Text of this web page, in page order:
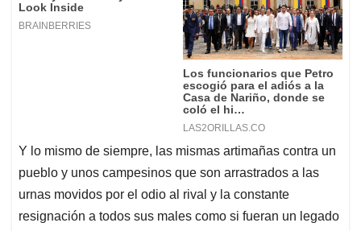
Y lo mismo de siempre, las mismas artimañas contra un
pueblo y unos campesinos que son arrastrados a las
urnas movidos por el odio al rival y la constante
resignación a todos sus males como si fueran un legado